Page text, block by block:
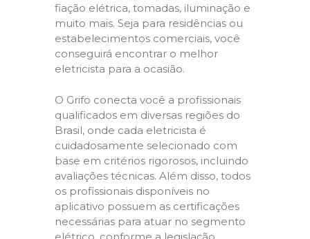
fiação elétrica, tomadas, iluminação e
muito mais. Seja para residências ou
estabelecimentos comerciais, você
conseguirá encontrar o melhor
eletricista para a ocasião.
O Grifo conecta você a profissionais
qualificados em diversas regiões do
Brasil, onde cada eletricista é
cuidadosamente selecionado com
base em critérios rigorosos, incluindo
avaliações técnicas. Além disso, todos
os profissionais disponíveis no
aplicativo possuem as certificações
necessárias para atuar no segmento
elétrico, conforme a legislação